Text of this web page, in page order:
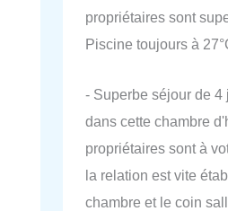
propriétaires sont
Piscine toujours à
- Superbe séjour de 4
dans cette chambre
propriétaires sont à
la relation est vite
chambre et le coin